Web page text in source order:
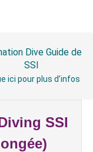
Dive Guide de
SSI
ici pour plus d’infos
SSI